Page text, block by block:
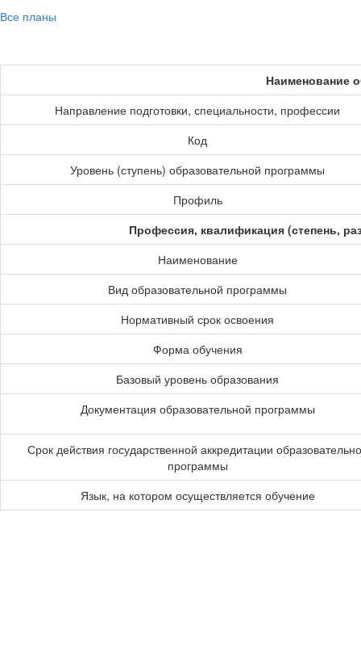
Все планы
Наименование
Направление подготовки, специальности, профессии
Код
Уровень (ступень) образовательной программы
Профиль
Профессия, квалификация (степень,
Наименование
Вид образовательной программы
Нормативный срок освоения
Форма обучения
Базовый уровень образования
Документация образовательной программы
Срок действия государственной аккредитации
программы
Язык, на котором осуществляется обучение